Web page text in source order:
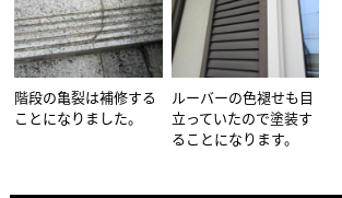
階段の亀裂は補修する
ことになりました。
ルーバーの色褪せも目
立っていたので塗装す
ることになります。